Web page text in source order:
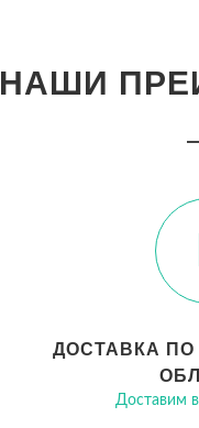
НАШИ
ДОСТАВКА ПО
Доставим